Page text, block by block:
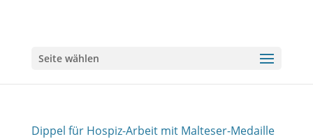
Seite wählen
Dippel für Hospiz-Arbeit mit Malteser-Medaille